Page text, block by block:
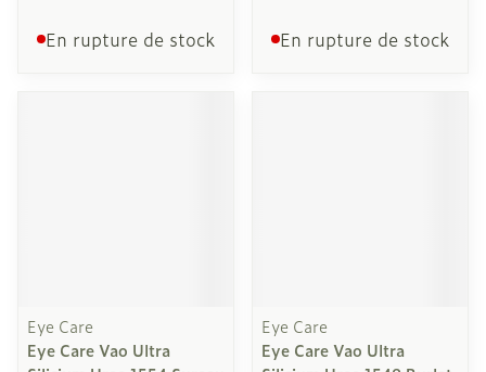
En rupture de stock En rupture de stock
Eye Care
Eye Care Vao Ultra
Eye Care
Eye Care Vao Ultra